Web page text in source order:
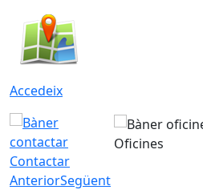
Accedeix
Contactar
Oficines
AnteriorSegüent